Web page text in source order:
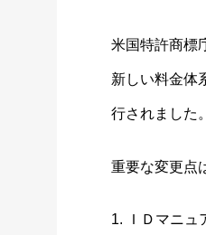
米国特許商標
新しい料金体
行されました。
重要な変更点
1. ＩＤマニュ